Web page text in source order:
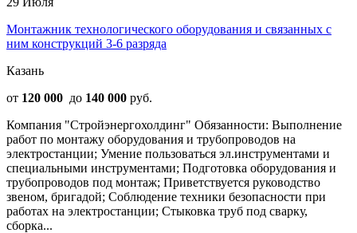
Монтажник технологического оборудования и связанных с
ним конструкций 3-6 разряда
Казань
от 120 000 до 140 000 руб.
Компания "Стройэнергохолдинг" Обязанности: Выполнение
работ по монтажу оборудования и трубопроводов на
электростанции; Умение пользоваться эл.инструментами и
специальными инструментами; Подготовка оборудования и
трубопроводов под монтаж; Приветствуется руководство
звеном, бригадой; Соблюдение техники безопасности при
работах на электростанции; Стыковка труб под сварку,
сборка...